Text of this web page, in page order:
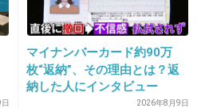
っていうイメージなん
+211 -6
マイナンバーカード約90万
枚“返納”、その理由とは？返
納した人にインタビュー
2026年8月9日